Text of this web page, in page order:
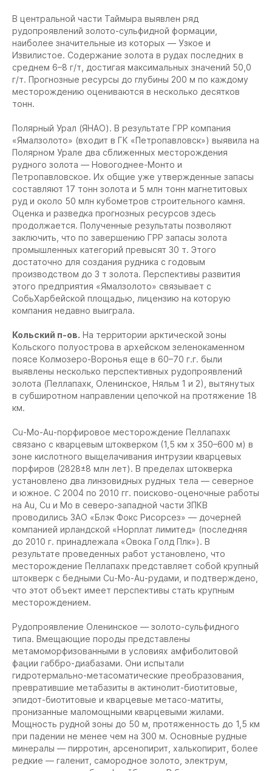
В центральной части Таймыра выявлен ряд
рудопроявлений золото-сульфидной формации,
наиболее значительные из которых — Узкое и
Извилистое. Содержание золота в рудах последних в
среднем 6–8 г/т, достигая максимальных значений 50,0
г/т. Прогнозные ресурсы до глубины 200 м по каждому
месторождению оцениваются в несколько десятков
тонн.
Полярный Урал (ЯНАО). В результате ГРР компания
«Ямалзолото» (входит в ГК «Петропавловск») выявила на
Полярном Урале два сближенных месторождения
рудного золота — Новогоднее-Монто и
Петропавловское. Их общие уже утвержденные запасы
составляют 17 тонн золота и 5 млн тонн магнетитовых
руд и около 50 млн кубометров строительного камня.
Оценка и разведка прогнозных ресурсов здесь
продолжается. Полученные результаты позволяют
заключить, что по завершению ГРР запасы золота
промышленных категорий превысят 30 т. Этого
достаточно для создания рудника с годовым
производством до 3 т золота. Перспективы развития
этого предприятия «Ямалзолото» связывает с
СобьХарбейской площадью, лицензию на которую
компания недавно выиграла.
Кольский п-ов. На территории арктической зоны
Кольского полуострова в архейском зеленокаменном
поясе Колмозеро-Воронья еще в 60–70 г.г. были
выявлены несколько перспективных рудопроявлений
золота (Пеллапахк, Оленинское, Няльм 1 и 2), вытянутых
в субширотном направлении цепочкой на протяжение 18
км.
Cu-Mo-Au-порфировое месторождение Пеллапахк
связано с кварцевым штокверком (1,5 км х 350–600 м) в
зоне кислотного выщелачивания интрузии кварцевых
порфиров (2828±8 млн лет). В пределах штокверка
установлено два линзовидных рудных тела — северное
и южное. С 2004 по 2010 гг. поисково-оценочные работы
на Au, Cu и Mo в северо-западной части ЗПКВ
проводились ЗАО «Блэк Фокс Рисорсез» — дочерней
компанией ирландской «Норплат лимитед» (последняя
до 2010 г. принадлежала «Овока Голд Плк»). В
результате проведенных работ установлено, что
месторождение Пеллапахк представляет собой крупный
штокверк с бедными Cu-Mo-Au-рудами, и подтверждено,
что этот объект имеет перспективы стать крупным
месторождением.
Рудопроявление Оленинское — золото-сульфидного
типа. Вмещающие породы представлены
метамоморфизованными в условиях амфиболитовой
фации габбро-диабазами. Они испытали
гидротермально-метасоматические преобразования,
превратившие метабазиты в актинолит-биотитовые,
эпидот-биотитовые и кварцевые метасо-матиты,
пронизанные маломощными кварцевыми жилами.
Мощность рудной зоны до 50 м, протяженность до 1,5 км
при падении не менее чем на 300 м. Основные рудные
минералы — пирротин, арсенопирит, халькопирит, более
редкие — галенит, самородное золото, электрум,